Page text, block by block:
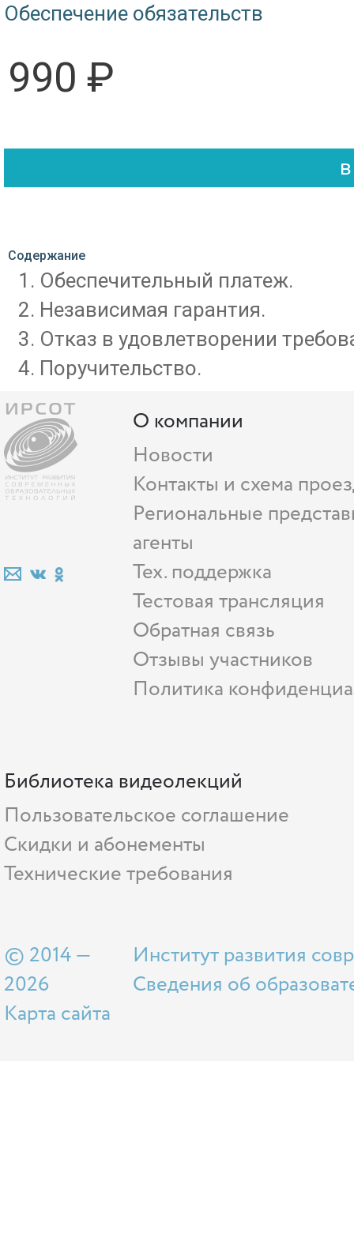
Обеспечение обязательств
990 ₽
Содержание
Обеспечительный платеж.
Независимая гарантия.
Отказ в удовлетворении
Поручительство.
О компании
Новости
Контакты и схема
Региональные
агенты
Тех. поддержка
Тестовая трансляция
Обратная связь
Отзывы участников
Политика
Библиотека видеолекций
Пользовательское соглашение
Скидки и абонементы
Технические требования
© 2014 —
2026
Карта сайта
Институт развития
Сведения об